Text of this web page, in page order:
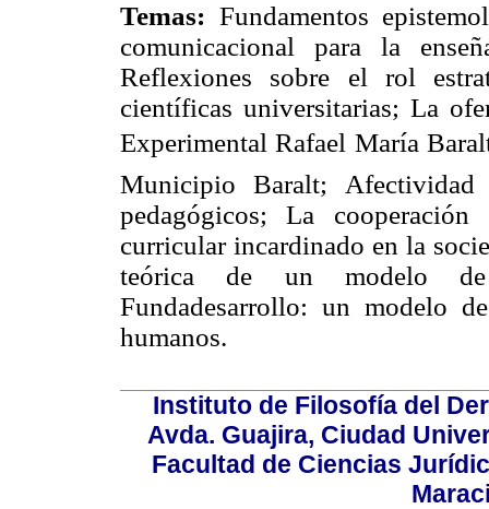
Temas: Fundamentos
comunicacional para la
Reflexiones sobre el rol
científicas universitarias; La
Experimental Rafael María
Municipio Baralt; Afectividad
pedagógicos; La
curricular incardinado en la
teórica de un modelo de
Fundadesarrollo: un modelo
humanos.
Instituto de Filosofía del
Avda. Guajira, Ciudad
Facultad de Ciencias